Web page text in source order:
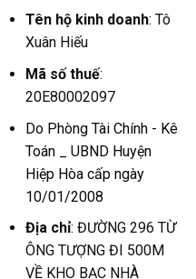
Tên hộ kinh doanh: Tô
Xuân Hiếu
Mã số thuế:
20E80002097
Do Phòng Tài Chính - Kê
Toán _ UBND Huyện
Hiệp Hòa cấp ngày
10/01/2008
Địa chỉ: ĐƯỜNG 296 TỪ
ÔNG TƯỢNG ĐI 500M
VỀ KHO BẠC NHÀ